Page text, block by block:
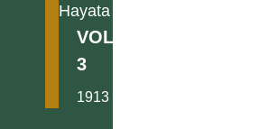
Hayata
VOL.
3
1913